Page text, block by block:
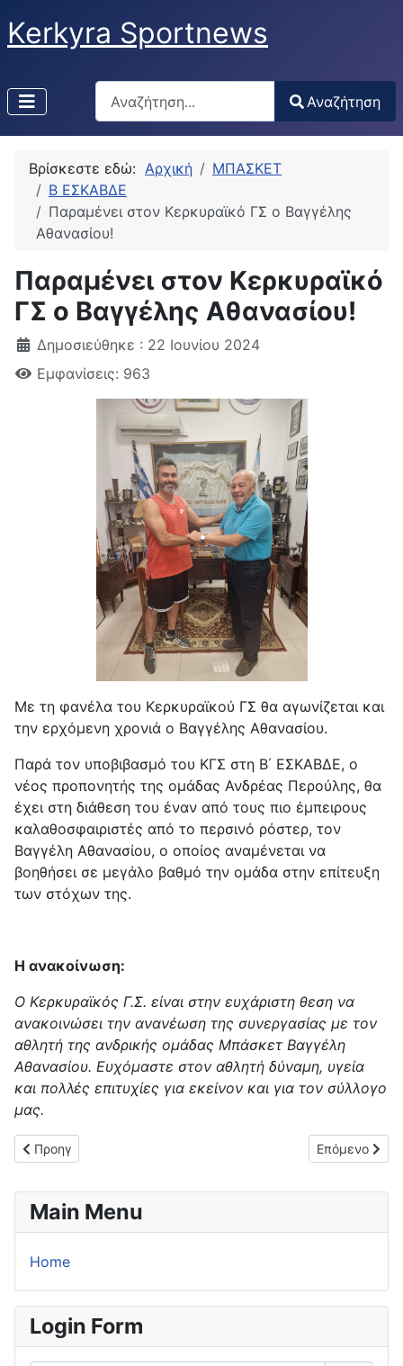
Kerkyra Sportnews
Αναζήτηση
Type 2 or more characters for results.
Αναζήτηση
Βρίσκεστε εδώ: Αρχική
ΜΠΑΣΚΕΤ
Β ΕΣΚΑΒΔΕ
Παραμένει στον Κερκυραϊκό ΓΣ ο Βαγγέλης
Αθανασίου!
Παραμένει στον Κερκυραϊκό
ΓΣ ο Βαγγέλης Αθανασίου!
Δημοσιεύθηκε : 22 Ιουνίου 2024
Εμφανίσεις: 963
Με τη φανέλα του Κερκυραϊκού ΓΣ θα αγωνίζεται και
την ερχόμενη χρονιά ο Βαγγέλης Αθανασίου.
Παρά τον υποβιβασμό του ΚΓΣ στη Β΄ ΕΣΚΑΒΔΕ, ο
νέος προπονητής της ομάδας Ανδρέας Περούλης, θα
έχει στη διάθεση του έναν από τους πιο έμπειρους
καλαθοσφαιριστές από το περσινό ρόστερ, τον
Βαγγέλη Αθανασίου, ο οποίος αναμένεται να
βοηθήσει σε μεγάλο βαθμό την ομάδα στην επίτευξη
των στόχων της.
Η ανακοίνωση:
Ο Κερκυραϊκός Γ.Σ. είναι στην ευχάριστη θεση να
ανακοινώσει την ανανέωση της συνεργασίας με τον
αθλητή της ανδρικής ομάδας Μπάσκετ Βαγγέλη
Αθανασίου. Ευχόμαστε στον αθλητή δύναμη, υγεία
και πολλές επιτυχίες για εκείνον και για τον σύλλογο
μας.
Προηγούμενο άρθρο: Ο Κώστας Μακρής νέος προπονητής του
Προηγ Επόμενο
Επόμενο
Main Menu
Home
Login Form